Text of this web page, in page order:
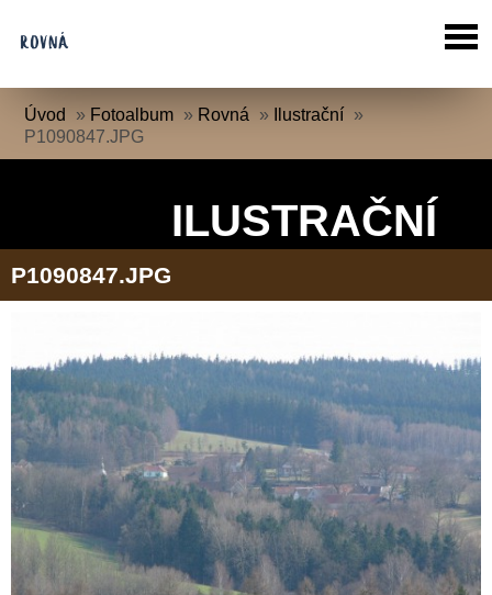
Úvod » Fotoalbum » Rovná » Ilustrační »
P1090847.JPG
ILUSTRAČNÍ
P1090847.JPG